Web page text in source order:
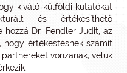
kiváló külföldi kutatókat
és értékesíthető
hozzá Dr. Fendler Judit, az
értékestésnek számít
vonzanak, velük